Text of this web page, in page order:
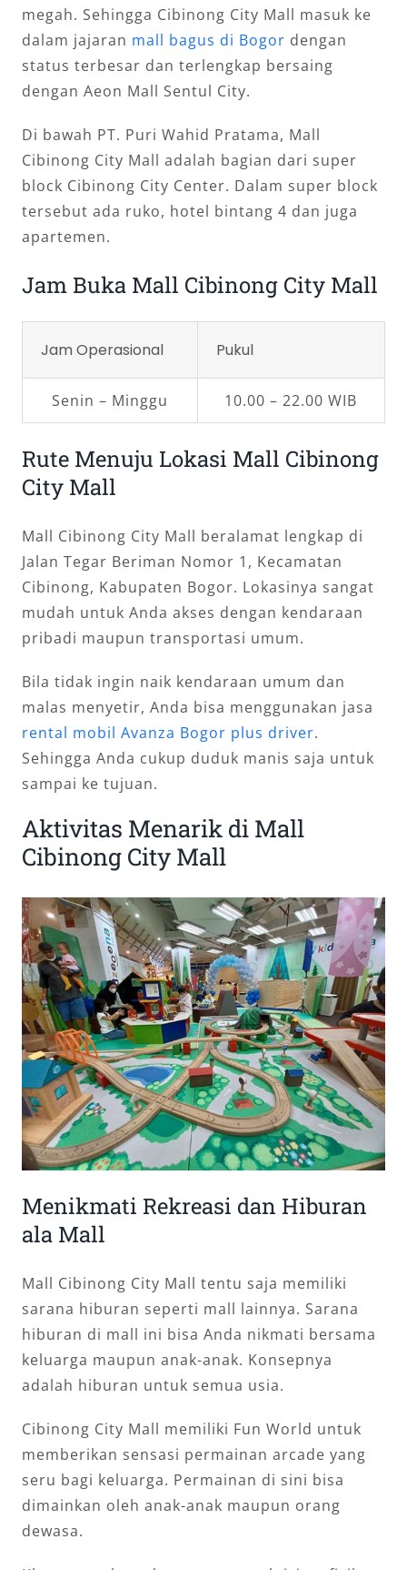
megah. Sehingga Cibinong City Mall masuk ke
dalam jajaran mall bagus di Bogor dengan
status terbesar dan terlengkap bersaing
dengan Aeon Mall Sentul City.
Di bawah PT. Puri Wahid Pratama, Mall
Cibinong City Mall adalah bagian dari super
block Cibinong City Center. Dalam super block
tersebut ada ruko, hotel bintang 4 dan juga
apartemen.
Jam Buka Mall Cibinong City Mall
Jam Operasional Pukul
Senin – Minggu 10.00 – 22.00 WIB
Rute Menuju Lokasi Mall Cibinong
City Mall
Mall Cibinong City Mall beralamat lengkap di
Jalan Tegar Beriman Nomor 1, Kecamatan
Cibinong, Kabupaten Bogor. Lokasinya sangat
mudah untuk Anda akses dengan kendaraan
pribadi maupun transportasi umum.
Bila tidak ingin naik kendaraan umum dan
malas menyetir, Anda bisa menggunakan jasa
rental mobil Avanza Bogor plus driver.
Sehingga Anda cukup duduk manis saja untuk
sampai ke tujuan.
Aktivitas Menarik di Mall
Cibinong City Mall
Menikmati Rekreasi dan Hiburan
ala Mall
Mall Cibinong City Mall tentu saja memiliki
sarana hiburan seperti mall lainnya. Sarana
hiburan di mall ini bisa Anda nikmati bersama
keluarga maupun anak-anak. Konsepnya
adalah hiburan untuk semua usia.
Cibinong City Mall memiliki Fun World untuk
memberikan sensasi permainan arcade yang
seru bagi keluarga. Permainan di sini bisa
dimainkan oleh anak-anak maupun orang
dewasa.